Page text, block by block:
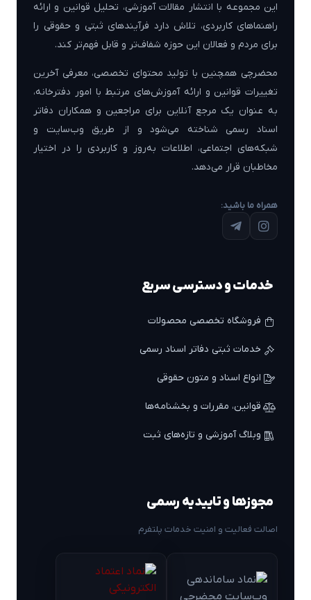
این مجموعه با انتشار مقالات آموزشی، تحلیل قوانین و ارائه
راهنماهای کاربردی، تلاش دارد فرآیندهای ثبتی و حقوقی را
برای مردم و فعالان این حوزه شفاف‌تر و قابل فهم‌تر کند.
محضرچی همچنین با تولید محتوای تخصصی، معرفی آخرین
تغییرات قوانین و ارائه آموزش‌های مرتبط با امور دفترخانه،
به عنوان یک مرجع آنلاین برای مراجعین و همکاران دفاتر
اسناد رسمی شناخته می‌شود و از طریق وب‌سایت و
شبکه‌های اجتماعی، اطلاعات به‌روز و کاربردی را در اختیار
مخاطبان قرار می‌دهد.
همراه ما باشید:
خدمات و دسترسی سریع
فروشگاه تخصصی محصولات
خدمات ثبتی دفاتر اسناد رسمی
انواع اسناد و متون حقوقی
قوانین، مقررات و بخشنامه‌ها
وبلاگ آموزشی و تازه‌های ثبت
مجوزها و تاییدیه رسمی
اصالت فعالیت و امنیت خدمات پلتفرم